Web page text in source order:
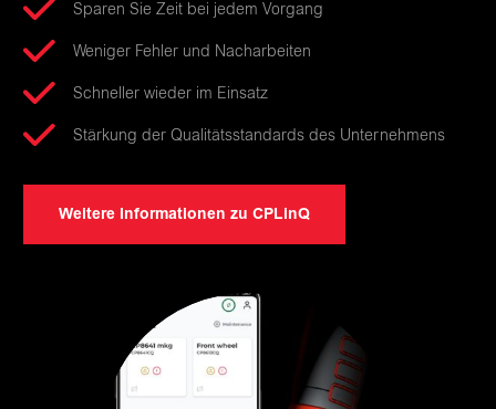
Sparen Sie Zeit bei jedem Vorgang
Weniger Fehler und Nacharbeiten
Schneller wieder im Einsatz
Stärkung der Qualitätsstandards des Unternehmens
Weitere Informationen zu CPLinQ